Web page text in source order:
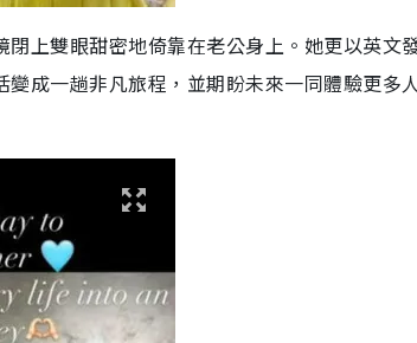
上雙眼甜密地倚靠在老公身上。她更以英文
成一趟非凡旅程，並期盼未來一同體驗更多